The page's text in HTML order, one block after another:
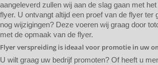
aangeleverd zullen wij aan de slag gaan met
flyer. U ontvangt altijd een proef van de flyer ter
nog wijzigingen? Deze voeren wij graag door
met de opmaak van de flyer.
Flyer verspreiding is ideaal voor promotie in uw
U wilt graag uw bedrijf promoten? Of heeft u